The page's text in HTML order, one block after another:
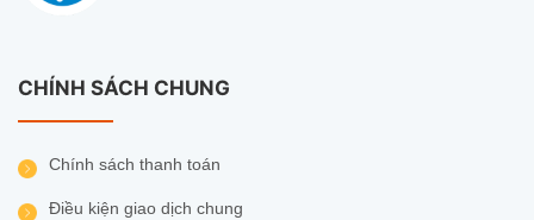
CHÍNH SÁCH CHUNG
Chính sách thanh toán
Điều kiện giao dịch chung